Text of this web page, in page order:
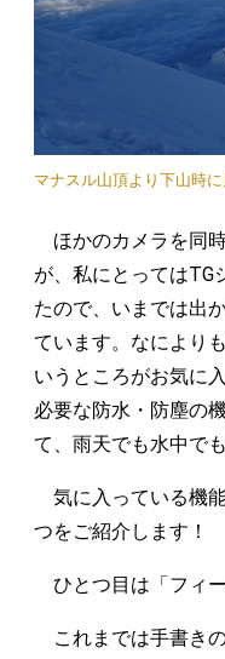
マナスル山頂より下山時
ほかのカメラを同
が、私にとってはTG
たので、いまでは出
ています。なにより
いうところがお気に
必要な防水・防塵の
て、雨天でも水中で
気に入っている機
つをご紹介します！
ひとつ目は「フィ
これまでは手書き